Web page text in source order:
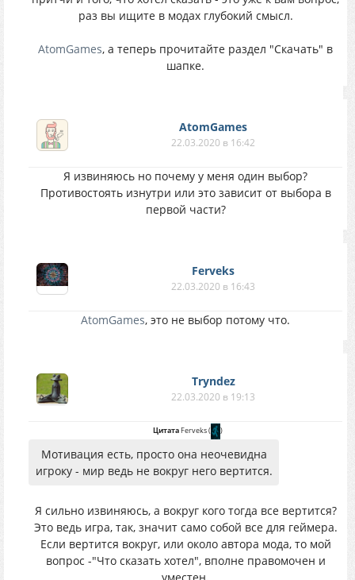
раз вы ищите в модах глубокий смысл.
AtomGames, а теперь прочитайте раздел "Скачать" в
шапке.
AtomGames
22.03.2020 в 16:42
Я извиняюсь но почему у меня один выбор?
Противостоять изнутри или это зависит от выбора в
первой части?
Ferveks
22.03.2020 в 16:43
AtomGames, это не выбор потому что.
Tryndez
22.03.2020 в 19:13
ЦитатаFerveks( )
Мотивация есть, просто она неочевидна
игроку - мир ведь не вокруг него вертится.
Я сильно извиняюсь, а вокруг кого тогда все вертится?
Это ведь игра, так, значит само собой все для геймера.
Если вертится вокруг, или около автора мода, то мой
вопрос -"Что сказать хотел", вполне правомочен и
уместен.